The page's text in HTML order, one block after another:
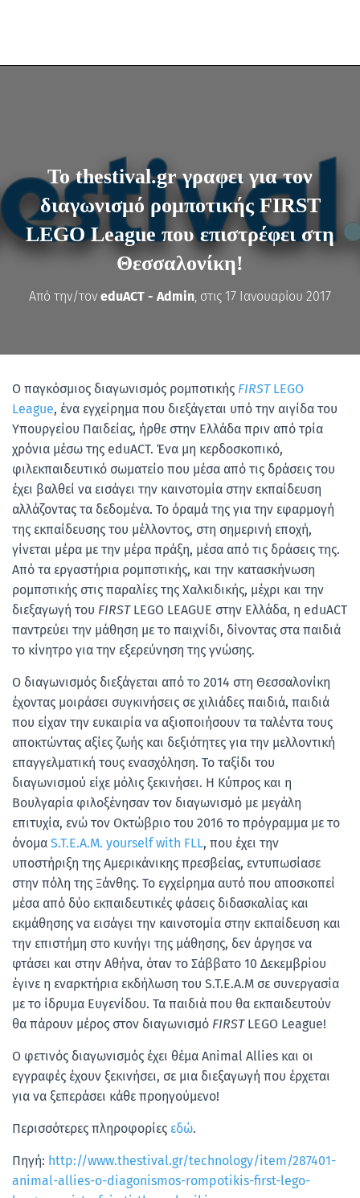
To thestival.gr γραφει για τον
διαγωνισμό ρομποτικής FIRST
LEGO League που επιστρέφει στη
Θεσσαλονίκη!
Από την/τον eduACT - Admin, στις 17 Ιανουαρίου 2017
Ο παγκόσμιος διαγωνισμός ρομποτικής FIRSTLEGO
League, ένα εγχείρημα που διεξάγεται υπό την αιγίδα του
Υπουργείου Παιδείας, ήρθε στην Ελλάδα πριν από τρία
χρόνια μέσω της eduACT. Ένα μη κερδοσκοπικό,
φιλεκπαιδευτικό σωματείο που μέσα από τις δράσεις του
έχει βαλθεί να εισάγει την καινοτομία στην εκπαίδευση
αλλάζοντας τα δεδομένα. Το όραμά της για την εφαρμογή
της εκπαίδευσης του μέλλοντος, στη σημερινή εποχή,
γίνεται μέρα με την μέρα πράξη, μέσα από τις δράσεις της.
Από τα εργαστήρια ρομποτικής, και την κατασκήνωση
ρομποτικής στις παραλίες της Χαλκιδικής, μέχρι και την
διεξαγωγή του FIRSTLEGO LEAGUE στην Ελλάδα, η eduACT
παντρεύει την μάθηση με το παιχνίδι, δίνοντας στα παιδιά
το κίνητρο για την εξερεύνηση της γνώσης.
Ο διαγωνισμός διεξάγεται από το 2014 στη Θεσσαλονίκη
έχοντας μοιράσει συγκινήσεις σε χιλιάδες παιδιά, παιδιά
που είχαν την ευκαιρία να αξιοποιήσουν τα ταλέντα τους
αποκτώντας αξίες ζωής και δεξιότητες για την μελλοντική
επαγγελματική τους ενασχόληση. Το ταξίδι του
διαγωνισμού είχε μόλις ξεκινήσει. Η Κύπρος και η
Βουλγαρία φιλοξένησαν τον διαγωνισμό με μεγάλη
επιτυχία, ενώ τον Οκτώβριο του 2016 το πρόγραμμα με το
όνομα S.T.E.A.M. yourself with FLL, που έχει την
υποστήριξη της Αμερικάνικης πρεσβείας, εντυπωσίασε
στην πόλη της Ξάνθης. Το εγχείρημα αυτό που αποσκοπεί
μέσα από δύο εκπαιδευτικές φάσεις διδασκαλίας και
εκμάθησης να εισάγει την καινοτομία στην εκπαίδευση και
την επιστήμη στο κυνήγι της μάθησης, δεν άργησε να
φτάσει και στην Αθήνα, όταν το Σάββατο 10 Δεκεμβρίου
έγινε η εναρκτήρια εκδήλωση του S.T.E.A.M σε συνεργασία
με το ίδρυμα Ευγενίδου. Τα παιδιά που θα εκπαιδευτούν
θα πάρουν μέρος στον διαγωνισμό FIRSTLEGO League!
Ο φετινός διαγωνισμός έχει θέμα Animal Allies και οι
εγγραφές έχουν ξεκινήσει, σε μια διεξαγωγή που έρχεται
για να ξεπεράσει κάθε προηγούμενο!
Περισσότερες πληροφορίες εδώ.
Πηγή: http://www.thestival.gr/technology/item/287401-
animal-allies-o-diagonismos-rompotikis-first-lego-